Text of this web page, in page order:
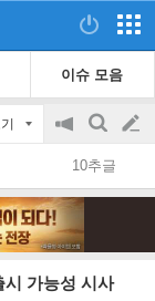
이슈 모음
공
지
on/off
검
색
글
쓰
10추글
가능성 시사